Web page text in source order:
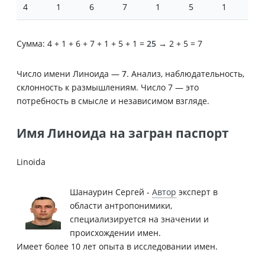
4 1 6 7 1 5 1
Сумма: 4 + 1 + 6 + 7 + 1 + 5 + 1 = 25 → 2 + 5 = 7
Число имени Линоида — 7. Анализ, наблюдательность,
склонность к размышлениям. Число 7 — это
потребность в смысле и независимом взгляде.
Имя Линоида на загран паспорт
Linoida
Шанаурин Сергей - Автор эксперт в
области антропонимики,
специализируется на значении и
происхождении имен.
Имеет более 10 лет опыта в исследовании имен.